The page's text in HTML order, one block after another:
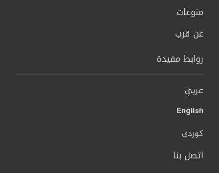
منوعات
عن قرب
روابط مفيدة
عربي
English
کوردی
اتصل بنا